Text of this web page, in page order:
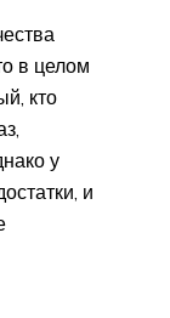
в целом
кто
у
и